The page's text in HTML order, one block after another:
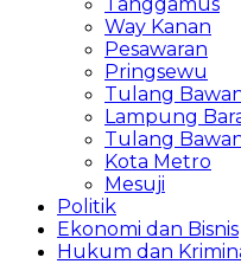
Way Kanan
Pesawaran
Pringsewu
Tulang
Lampung
Tulang
Kota Metro
Mesuji
Politik
Ekonomi dan Bisnis
Hukum dan